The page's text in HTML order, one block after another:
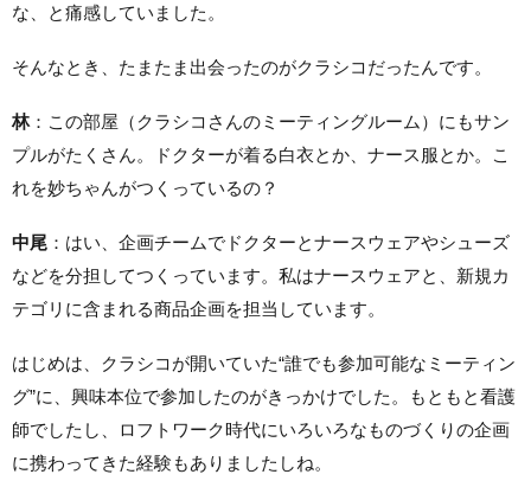
な、と痛感していました。
そんなとき、たまたま出会ったのがクラシコだったんです。
林：この部屋（クラシコさんのミーティングルーム）にもサン
プルがたくさん。ドクターが着る白衣とか、ナース服とか。こ
れを妙ちゃんがつくっているの？
中尾 ：はい、企画チームでドクターとナースウェアやシューズ
などを分担してつくっています。私はナースウェアと、新規カ
テゴリに含まれる商品企画を担当しています。
はじめは、クラシコが開いていた“誰でも参加可能なミーティン
グ”に、興味本位で参加したのがきっかけでした。もともと看護
師でしたし、ロフトワーク時代にいろいろなものづくりの企画
に携わってきた経験もありましたしね。